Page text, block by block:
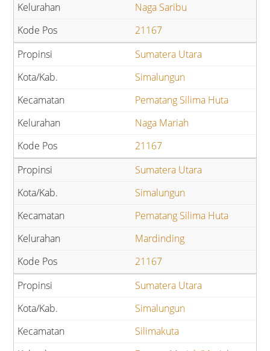
Naga Saribu
21167
Sumatera Utara
Simalungun
Pematang Silima Huta
Naga Mariah
21167
Sumatera Utara
Simalungun
Pematang Silima Huta
Mardinding
21167
Sumatera Utara
Simalungun
Silimakuta